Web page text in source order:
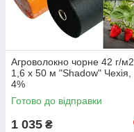
Агроволокно чорне 42 г/м2
1,6 х 50 м "Shadow" Чехія,
4%
Готово до відправки
1 035 ₴